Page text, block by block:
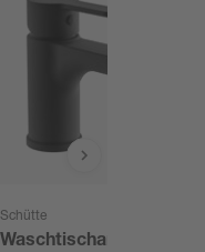
Schütte
Waschtischarmatur